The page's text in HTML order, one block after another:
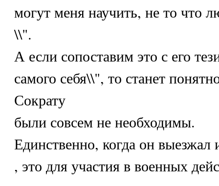
могут меня научить, не то что
\\".
А если сопоставим это с его
самого себя\\", то станет
Сократу
были совсем не необходимы.
Единственно, когда он
, это для участия в военных